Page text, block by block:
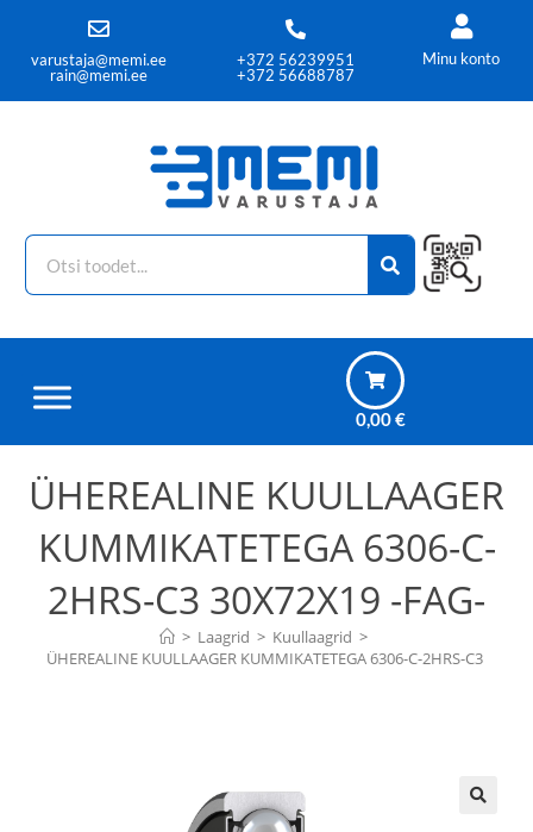
varustaja@memi.ee
rain@memi.ee
+372 56239951
+372 56688787
Minu konto
0,00€
ÜHEREALINE KUULLAAGER
KUMMIKATETEGA 6306-C-
2HRS-C3 30X72X19 -FAG-
> Laagrid > Kuullaagrid >
ÜHEREALINE KUULLAAGER KUMMIKATETEGA 6306-C-2HRS-C3